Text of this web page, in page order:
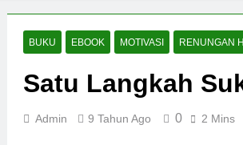
BUKU EBOOK MOTIVASI RENUNGAN
Satu Langkah
Admin 9 Tahun Ago 0 2 Mins